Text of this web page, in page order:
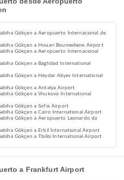
Gökçen a Aeropuerto Internacional de
Gökçen a Houari Boumediene Airport
Gökçen a Aeropuerto Internacional
Gökçen a Baghdad International
Gökçen a Heydar Aliyev International
Gökçen a Antalya Airport
Gökçen a Vnukovo International
Gökçen a Sofia Airport
Gökçen a Cairo International Airport
Gökçen a Aeropuerto Leonardo da
Gökçen a Erbil International Airport
Gökçen a Tbilisi International Airport
a Frankfurt Airport